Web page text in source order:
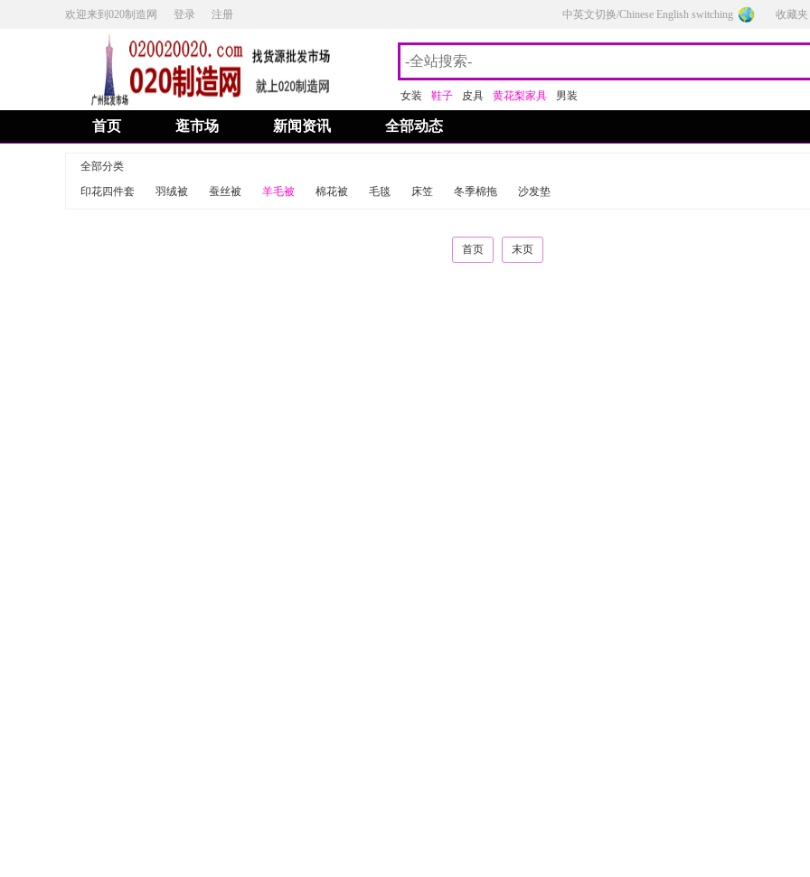
欢迎来到020制造网 登录 注册 中英文切换/Chinese English switching 收藏夹
女装 鞋子 皮具 黄花梨家具 男装
首页 逛市场 新闻资讯 全部动态
全部分类
印花四件套
羽绒被 蚕丝被 羊毛被 棉花被 毛毯 床笠 冬季棉拖 沙发垫
首页 末页